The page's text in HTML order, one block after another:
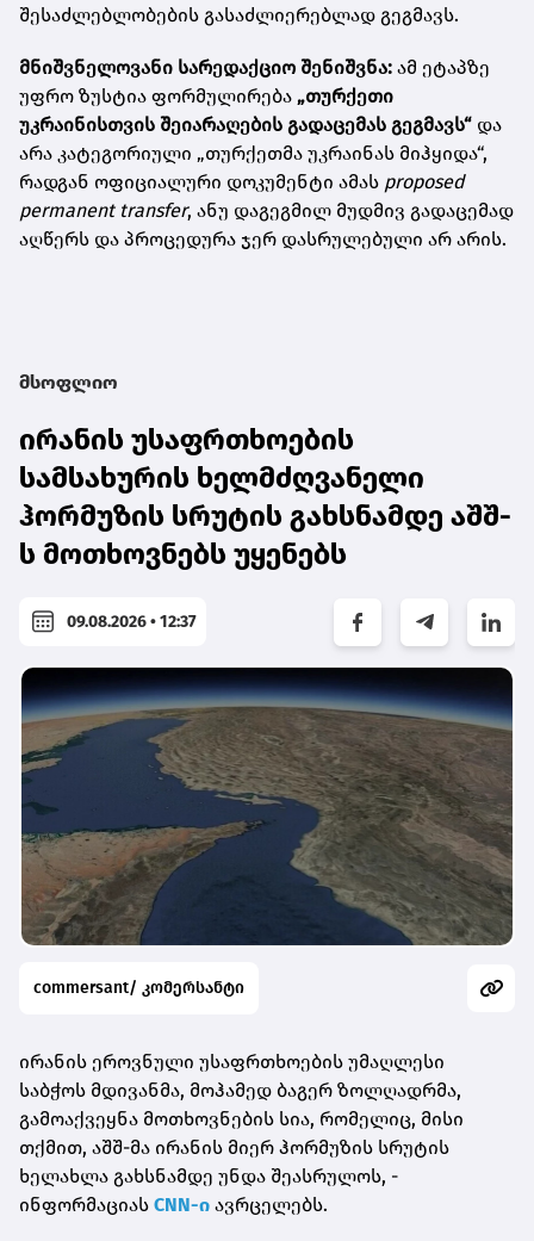
შესაძლებლობების გასაძლიერებლად გეგმავს.
მნიშვნელოვანი სარედაქციო შენიშვნა: ამ ეტაპზე
უფრო ზუსტია ფორმულირება „თურქეთი
უკრაინისთვის შეიარაღების გადაცემას გეგმავს“ და
არა კატეგორიული „თურქეთმა უკრაინას მიჰყიდა“,
რადგან ოფიციალური დოკუმენტი ამას proposed
permanent transfer, ანუ დაგეგმილ მუდმივ გადაცემად
აღწერს და პროცედურა ჯერ დასრულებული არ არის.
მსოფლიო
ირანის უსაფრთხოების
სამსახურის ხელმძღვანელი
ჰორმუზის სრუტის გახსნამდე აშშ-
ს მოთხოვნებს უყენებს
09.08.2026 • 12:37
commersant/ კომერსანტი
ირანის ეროვნული უსაფრთხოების უმაღლესი
საბჭოს მდივანმა, მოჰამედ ბაგერ ზოლღადრმა,
გამოაქვეყნა მოთხოვნების სია, რომელიც, მისი
თქმით, აშშ-მა ირანის მიერ ჰორმუზის სრუტის
ხელახლა გახსნამდე უნდა შეასრულოს, -
ინფორმაციას CNN-ი ავრცელებს.